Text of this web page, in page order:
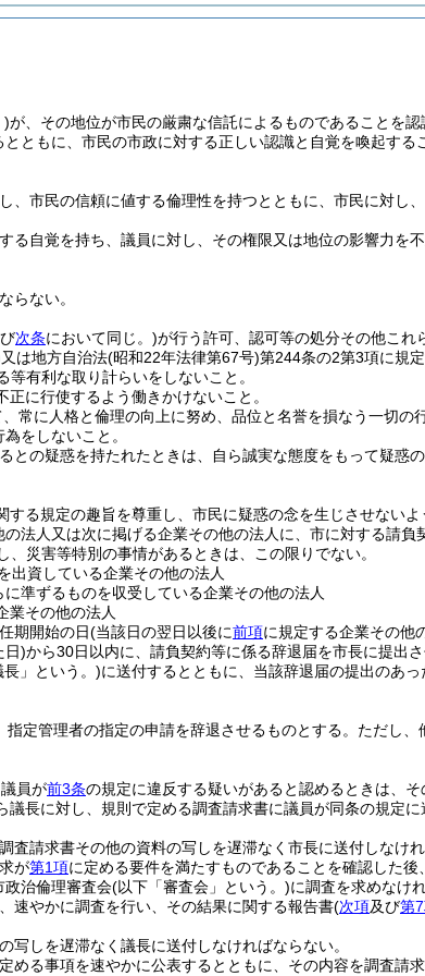
)が、その地位が市民の厳粛な信託によるものであることを
ともに、市民の市政に対する正しい認識と自覚を喚起する
、市民の信頼に値する倫理性を持つとともに、市民に対し
る自覚を持ち、議員に対し、その権限又は地位の影響力を
らない。
次条において同じ。)が行う許可、認可等の処分その他これ
又は地方自治法(昭和22年法律第67号)第244条の2第3項に規
有利な取り計らいをしないこと。
に行使するよう働きかけないこと。
常に人格と倫理の向上に努め、品位と名誉を損なう一切の
をしないこと。
との疑惑を持たれたときは、自ら誠実な態度をもって疑惑
る規定の趣旨を尊重し、市民に疑惑の念を生じさせない
法人又は次に掲げる企業その他の法人に、市に対する請負
、災害等特別の事情があるときは、この限りでない。
出資している企業その他の法人
準ずるものを収受している企業その他の法人
業その他の法人
期開始の日(当該日の翌日以後に前項に規定する企業その他
日)から30日以内に、請負契約等に係る辞退届を市長に提出さ
」という。)に送付するとともに、当該辞退届の提出のあ
定管理者の指定の申請を辞退させるものとする。 ただし、
員が前3条の規定に違反する疑いがあると認めるときは、
議長に対し、規則で定める調査請求書に議員が同条の規定
査請求書その他の資料の写しを遅滞なく市長に送付しなけれ
が第1項に定める要件を満たすものであることを確認した後
政治倫理審査会(以下「審査会」という。)に調査を求めなけ
速やかに調査を行い、その結果に関する報告書(次項及び第
しを遅滞なく議長に送付しなければならない。
める事項を速やかに公表するとともに、その内容を調査請